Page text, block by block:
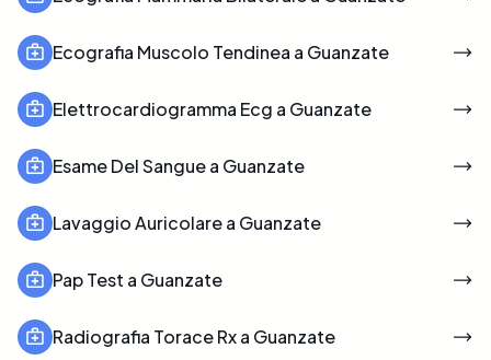
Ecografia Muscolo Tendinea a Guanzate
Elettrocardiogramma Ecg a Guanzate
Esame Del Sangue a Guanzate
Lavaggio Auricolare a Guanzate
Pap Test a Guanzate
Radiografia Torace Rx a Guanzate